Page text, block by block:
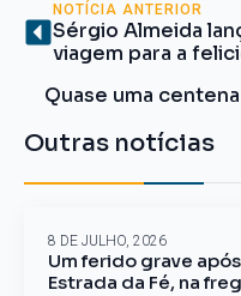
NOTÍCIA ANTERIOR
Sérgio Almeida
viagem para a
Quase uma
Outras notícias
Um ferido grave
Estrada da Fé, na
8 DE JULHO, 2026